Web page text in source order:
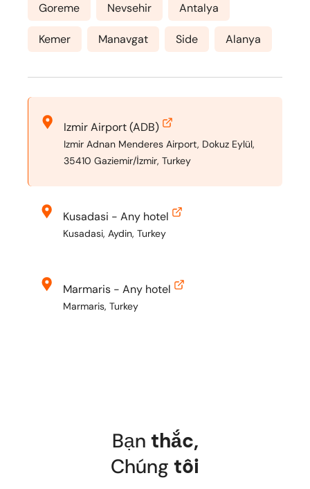
Goreme Nevsehir Antalya
Kemer Manavgat Side Alanya
Izmir Airport (ADB)
Izmir Adnan Menderes Airport, Dokuz Eylül,
35410 Gaziemir/İzmir, Turkey
Kusadasi - Any hotel
Kusadasi, Aydin, Turkey
Marmaris - Any hotel
Marmaris, Turkey
Didim - Any hotel
Didim, Aydın, Turkey
Bạn thắc,
Chúng tôi